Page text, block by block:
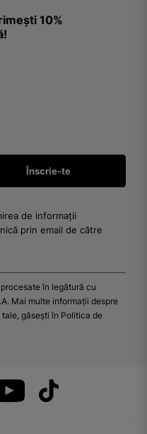
10%
de informații
prin email de către
în legătură cu
Mai multe informații despre
găsești în Politica de